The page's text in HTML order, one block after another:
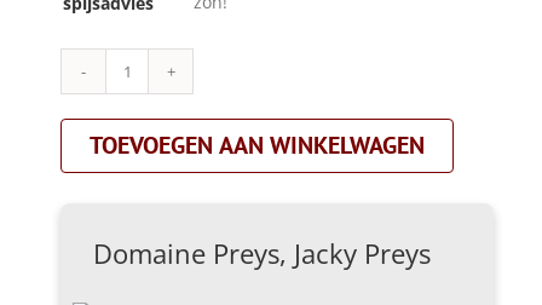
Domaine
Preys,
Jacky
Preys
|rosé
aantal
TOEVOEGEN AAN WINKELWAGEN
Domaine Preys, Jacky Preys